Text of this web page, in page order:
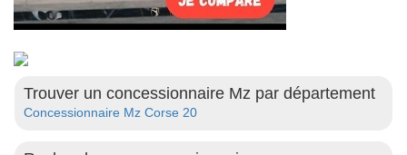
Trouver un concessionnaire Mz par département
Concessionnaire Mz Corse 20